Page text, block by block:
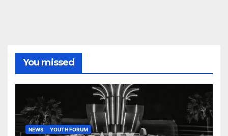
You missed
NEWS YOUTH FORUM